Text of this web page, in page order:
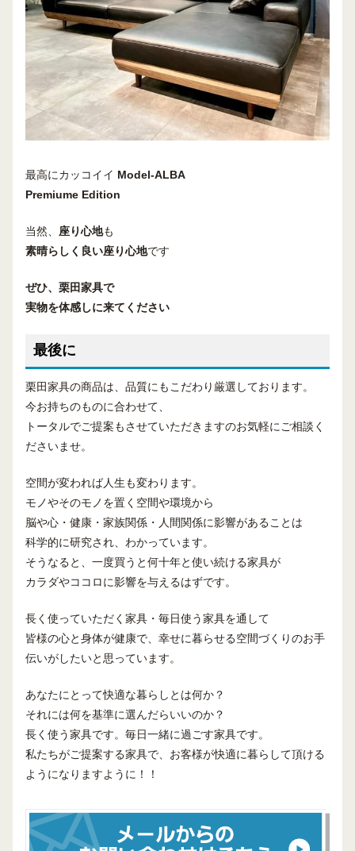
最高にカッコイイ Model-ALBA
Premiume Edition
当然、 座り心地も
素晴らしく良い座り心地です
ぜひ、栗田家具で
実物を体感しに来てください
最後に
栗田家具の商品は、品質にもこだわり厳選しております。
今お持ちのものに合わせて、
トータルでご提案もさせていただきますのお気軽にご相談く
ださいませ。
空間が変われば人生も変わります。
モノやそのモノを置く空間や環境から
脳や心・健康・家族関係・人間関係に影響があることは
科学的に研究され、わかっています。
そうなると、一度買うと何十年と使い続ける家具が
カラダやココロに影響を与えるはずです。
長く使っていただく家具・毎日使う家具を通して
皆様の心と身体が健康で、幸せに暮らせる空間づくりのお手
伝いがしたいと思っています。
あなたにとって快適な暮らしとは何か？
それには何を基準に選んだらいいのか？
長く使う家具です。毎日一緒に過ごす家具です。
私たちがご提案する家具で、お客様が快適に暮らして頂ける
ようになりますように！！